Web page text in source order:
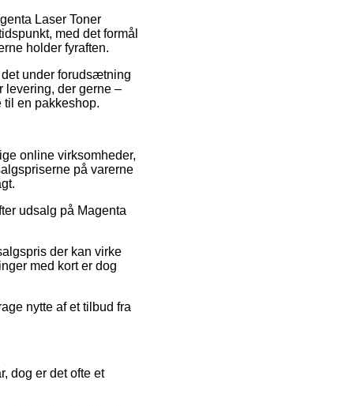
Laser Toner
med det formål
holder fyraften.
under forudsætning
levering, der gerne –
til en pakkeshop.
online virksomheder,
på varerne
udsalg på Magenta
der kan virke
med kort er dog
nytte af et tilbud fra
dog er det ofte et